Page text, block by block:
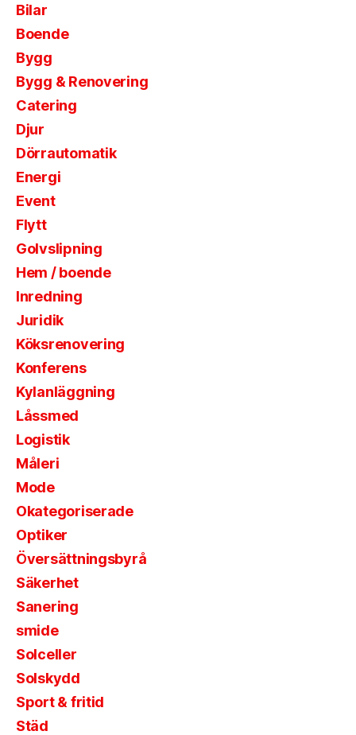
Bilar
Boende
Bygg
Bygg & Renovering
Catering
Djur
Dörrautomatik
Energi
Event
Flytt
Golvslipning
Hem / boende
Inredning
Juridik
Köksrenovering
Konferens
Kylanläggning
Låssmed
Logistik
Måleri
Mode
Okategoriserade
Optiker
Översättningsbyrå
Säkerhet
Sanering
smide
Solceller
Solskydd
Sport & fritid
Städ